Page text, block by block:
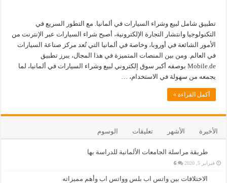
تطبيق شامل لبيع وشراء السيارات في ألمانيا. مع التطور السريع في
التكنولوجيا وانتشار التجارة الإلكترونية، أصبح شراء السيارات عبر الإنترنت من
الأمور الشائعة في أوروبا، وخاصة في ألمانيا التي تُعد مركز صناعة السيارات
في العالم. ومن بين المنصات المتميزة في هذا المجال، يبرز تطبيق
Mobile.de بوصفه أكبر سوق إلكتروني لبيع وشراء السيارات في ألمانيا، لما
يجمعه من سهولة في الاستخدام، …
أكمل القراءة »
الأخيرة الأشهر تعليقات الوسوم
طريقة مراسلة الجامعات الألمانية للدراسة بها
فبراير 5, 2020 6
الاختلافات بين واتس اب بلس وواتس اب وأهم مميزاته